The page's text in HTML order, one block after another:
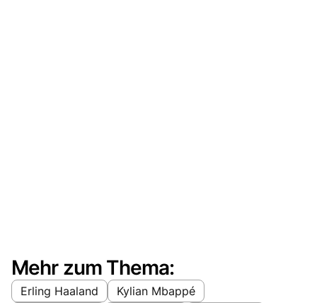
Mehr zum Thema:
Erling Haaland
Kylian Mbappé